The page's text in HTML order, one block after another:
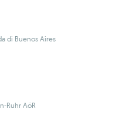
di Buenos Aires
Ruhr AöR